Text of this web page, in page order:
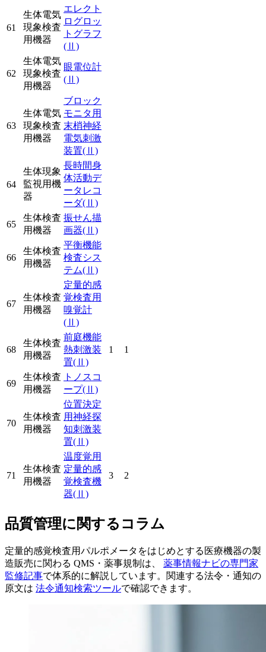
61
生体電気
現象検査
用機器
エレクト
ログロッ
トグラフ
(Ⅱ)
62
生体電気
現象検査
用機器
眼電位計
(Ⅱ)
63
生体電気
現象検査
用機器
ブロック
モニタ用
末梢神経
電気刺激
装置(Ⅱ)
64
生体現象
監視用機
器
長時間身
体活動デ
ータレコ
ーダ(Ⅱ)
65
生体検査
用機器
振せん描
画器(Ⅱ)
66
生体検査
用機器
平衡機能
検査シス
テム(Ⅱ)
67
生体検査
用機器
定量的感
覚検査用
嗅覚計
(Ⅱ)
68
生体検査
用機器
前庭機能
熱刺激装
置(Ⅱ)
1 1
69
生体検査
用機器
トノスコ
ープ(Ⅱ)
70
生体検査
用機器
位置決定
用神経探
知刺激装
置(Ⅱ)
71
生体検査
用機器
温度覚用
定量的感
覚検査機
器(Ⅱ)
3 2
品質管理に関するコラム
定量的感覚検査用パルポメータをはじめとする医療機器の製
造販売に関わる QMS・薬事規制は、 薬事情報ナビの専門家
監修記事で体系的に解説しています。関連する法令・通知の
原文は 法令通知検索ツールで確認できます。